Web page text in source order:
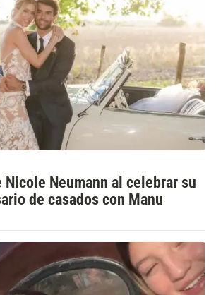
Nicole Neumann al celebrar su
de casados con Manu